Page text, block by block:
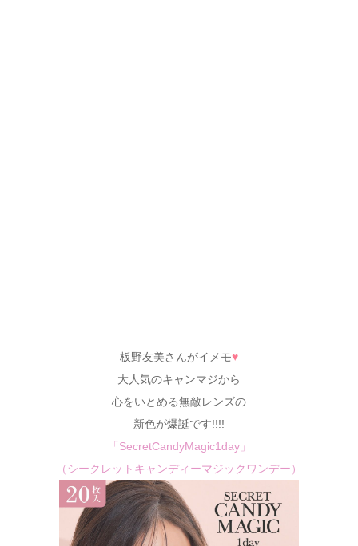
板野友美さんがイメモ♥
大人気のキャンマジから
心をいとめる無敵レンズの
新色が爆誕です!!!!
「SecretCandyMagic1day」
（シークレットキャンディーマジックワンデー）